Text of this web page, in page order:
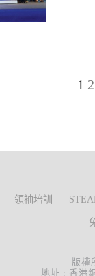
1 2
領袖培訓
版權
地址 : 香港